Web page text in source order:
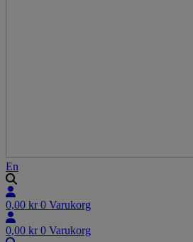
En
0,00 kr 0 Varukorg
0,00 kr 0 Varukorg